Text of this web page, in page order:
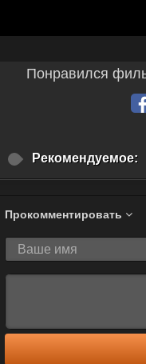
Понравился
Рекомендуемое:
Прокомментировать